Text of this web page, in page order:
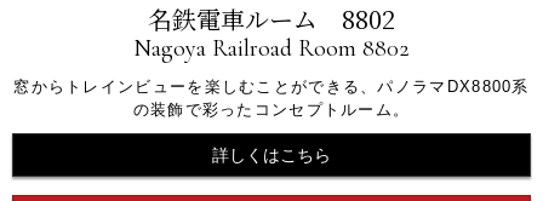
名鉄電車ルーム 8802
Nagoya Railroad Room 8802
窓からトレインビューを楽しむことができる、パノラマDX8800系
の装飾で彩ったコンセプトルーム。
詳しくはこちら